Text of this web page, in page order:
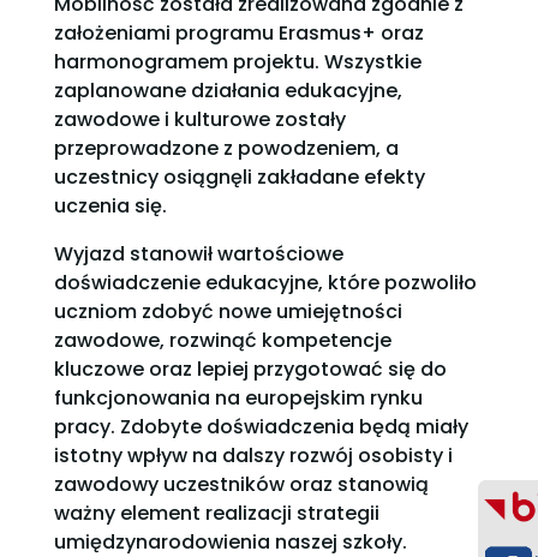
założeniami programu Erasmus+ oraz
harmonogramem projektu. Wszystkie
zaplanowane działania edukacyjne,
zawodowe i kulturowe zostały
przeprowadzone z powodzeniem, a
uczestnicy osiągnęli zakładane efekty
uczenia się.
Wyjazd stanowił wartościowe
doświadczenie edukacyjne, które pozwoliło
uczniom zdobyć nowe umiejętności
zawodowe, rozwinąć kompetencje
kluczowe oraz lepiej przygotować się do
funkcjonowania na europejskim rynku
pracy. Zdobyte doświadczenia będą miały
istotny wpływ na dalszy rozwój osobisty i
zawodowy uczestników oraz stanowią
ważny element realizacji strategii
umiędzynarodowienia naszej szkoły.